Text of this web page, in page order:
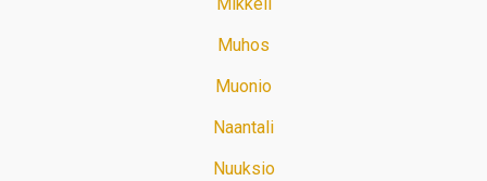
Mikkeli
Muhos
Muonio
Naantali
Nuuksio